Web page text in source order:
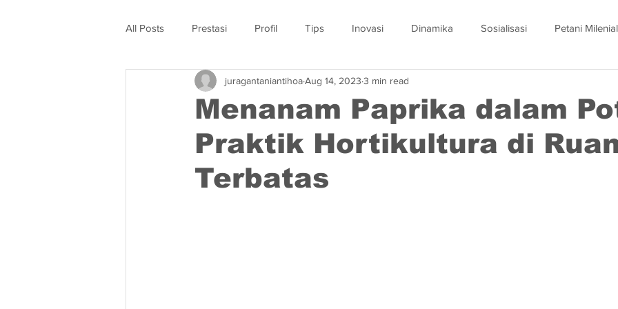
All Posts Prestasi Profil Tips Inovasi Dinamika Sosialisasi Petani Milenial
Menanam Paprika dalam
Praktik Hortikultura di
Terbatas
juragantaniantihoaAug 14, 2023 3 min read